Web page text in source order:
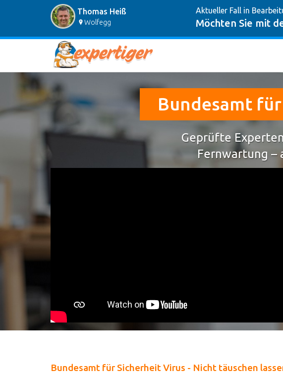
Thomas Heiß
Wolfegg
Aktueller Fall in
Möchten Sie mit
Bundesamt
Geprüfte
Fernwartung –
Bundesamt für Sicherheit Virus - Nicht täuschen